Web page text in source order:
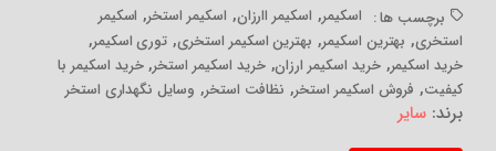
برچسب ها : اسکیمر, اسکیمر اارزان, اسکیمر استخر, اسکیمر
استخری, بهترین اسکیمر, بهترین اسکیمر استخری, توری اسکیمر,
خرید اسکیمر,خرید اسکیمر ارزان,خرید اسکیمر استخر,خرید اسکیمر با
کیفیت, فروش اسکیمر استخر, نظافت استخر, وسایل نگهداری استخر
برند: سایر